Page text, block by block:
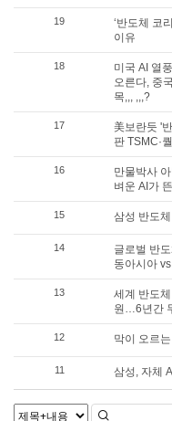
19
‘반도체 코
이유
18
미국 AI 열
오른다, 중
목,,, ,,,?
17
美보란듯 '
판 TSMC·
16
만물박사
벼운 AI가
15 삼성 반도
14
글로벌 반
동아시아
13
세계 반도
원…6년간
12 막이 오르
11 삼성, 자체